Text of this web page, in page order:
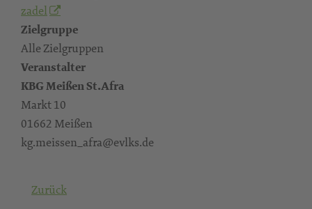
zadel
Zielgruppe
Alle Zielgruppen
Veranstalter
KBG Meißen St.Afra
Markt 10
01662 Meißen
kg.meissen_afra@evlks.de
Zurück